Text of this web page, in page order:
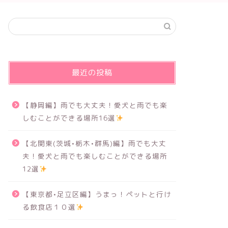
最近の投稿
【静岡編】雨でも大丈夫！愛犬と雨でも楽
しむことができる場所16選
【北関東(茨城•栃木•群馬)編】雨でも大丈
夫！愛犬と雨でも楽しむことができる場所
12選
【東京都•足立区編】うまっ！ペットと行け
る飲食店１０選